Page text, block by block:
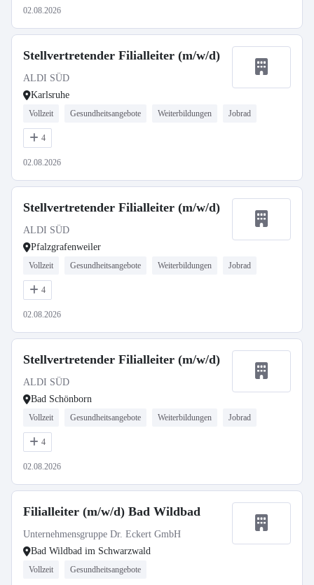
02.08.2026
Stellvertretender Filialleiter (m/w/d)
ALDI SÜD
Karlsruhe
Vollzeit Gesundheitsangebote Weiterbildungen Jobrad
4
02.08.2026
Stellvertretender Filialleiter (m/w/d)
ALDI SÜD
Pfalzgrafenweiler
Vollzeit Gesundheitsangebote Weiterbildungen Jobrad
4
02.08.2026
Stellvertretender Filialleiter (m/w/d)
ALDI SÜD
Bad Schönborn
Vollzeit Gesundheitsangebote Weiterbildungen Jobrad
4
02.08.2026
Filialleiter (m/w/d) Bad Wildbad
Unternehmensgruppe Dr. Eckert GmbH
Bad Wildbad im Schwarzwald
Vollzeit Gesundheitsangebote